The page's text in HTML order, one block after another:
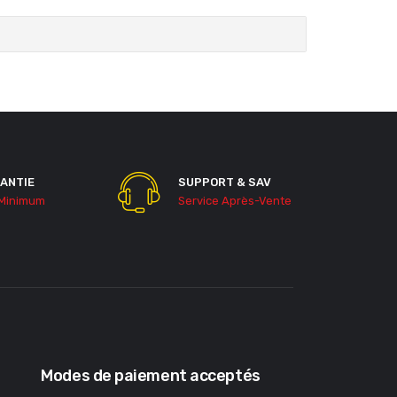
SUPPORT & SAV
Service Après-Vente
Modes de paiement acceptés